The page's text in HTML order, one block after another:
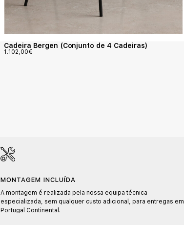
Cadeira Bergen (Conjunto de 4 Cadeiras)
1.102,00€
MONTAGEM INCLUÍDA
A montagem é realizada pela nossa equipa técnica
especializada, sem qualquer custo adicional, para entregas em
Portugal Continental.